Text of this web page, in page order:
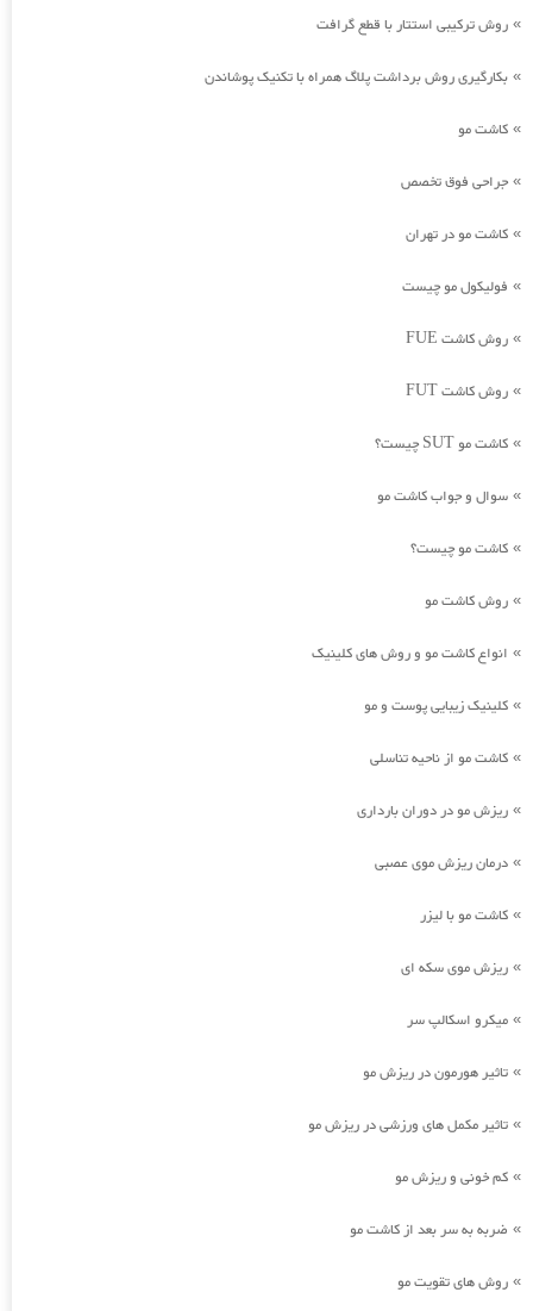
» روش ترکیبی استتار با قطع گرافت
» بکارگیری روش برداشت پلاگ همراه با تکنیک پوشاندن
» کاشت مو
» جراحی فوق تخصص
» کاشت مو در تهران
» فولیکول مو چیست
» روش کاشت FUE
» روش کاشت FUT
» کاشت مو SUT چیست؟
» سوال و جواب کاشت مو
» کاشت مو چیست؟
» روش کاشت مو
» انواع کاشت مو و روش های کلینیک
» کلینیک زیبایی پوست و مو
» کاشت مو از ناحیه تناسلی
» ریزش مو در دوران بارداری
» درمان ریزش موی عصبی
» کاشت مو با لیزر
» ریزش موی سکه ای
» میکرو اسکالپ سر
» تاثیر هورمون در ریزش مو
» تاثیر مکمل های ورزشی در ریزش مو
» کم خونی و ریزش مو
» ضربه به سر بعد از کاشت مو
» روش های تقویت مو